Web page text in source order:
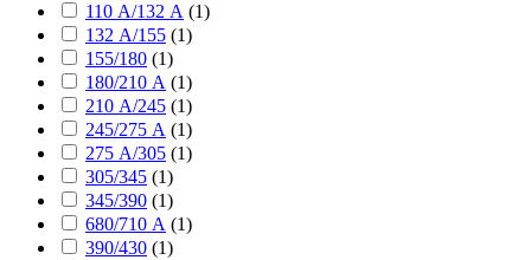
110 А/132 А (1)
132 А/155 (1)
155/180 (1)
180/210 А (1)
210 А/245 (1)
245/275 А (1)
275 А/305 (1)
305/345 (1)
345/390 (1)
680/710 А (1)
390/430 (1)